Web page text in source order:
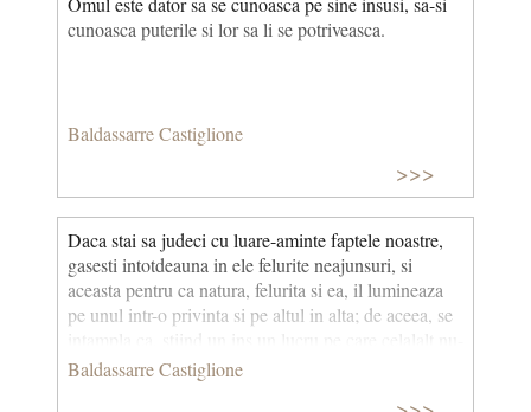
cunoasca puterile si lor sa li se potriveasca.
Baldassarre Castiglione
>>>
Daca stai sa judeci cu luare-aminte faptele noastre,
gasesti intotdeauna in ele felurite neajunsuri, si
aceasta pentru ca natura, felurita si ea, il lumineaza
pe unul intr-o privinta si pe altul in alta; de aceea, se
l stie si necunoscand ce anume are de gand celalalt,
fiecare isi da seama cu usurinta de greseala
Baldassarre Castiglione